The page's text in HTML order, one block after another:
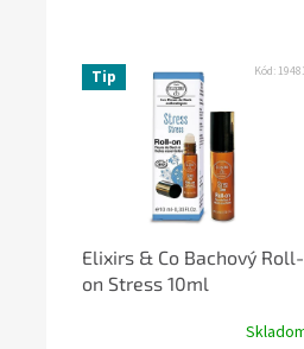
Tip
Elixirs & Co Bachový Roll-
on Stress 10ml
Kód: